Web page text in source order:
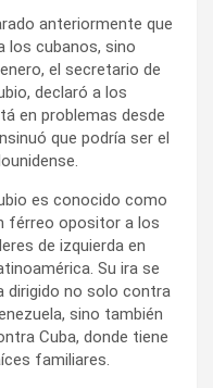
anteriormente que
los cubanos, sino
el secretario de
declaró a los
en problemas desde
que podría ser el
es conocido como
férreo opositor a los
de izquierda en
Su ira se
dirigido no solo contra
sino también
Cuba, donde tiene
familiares.